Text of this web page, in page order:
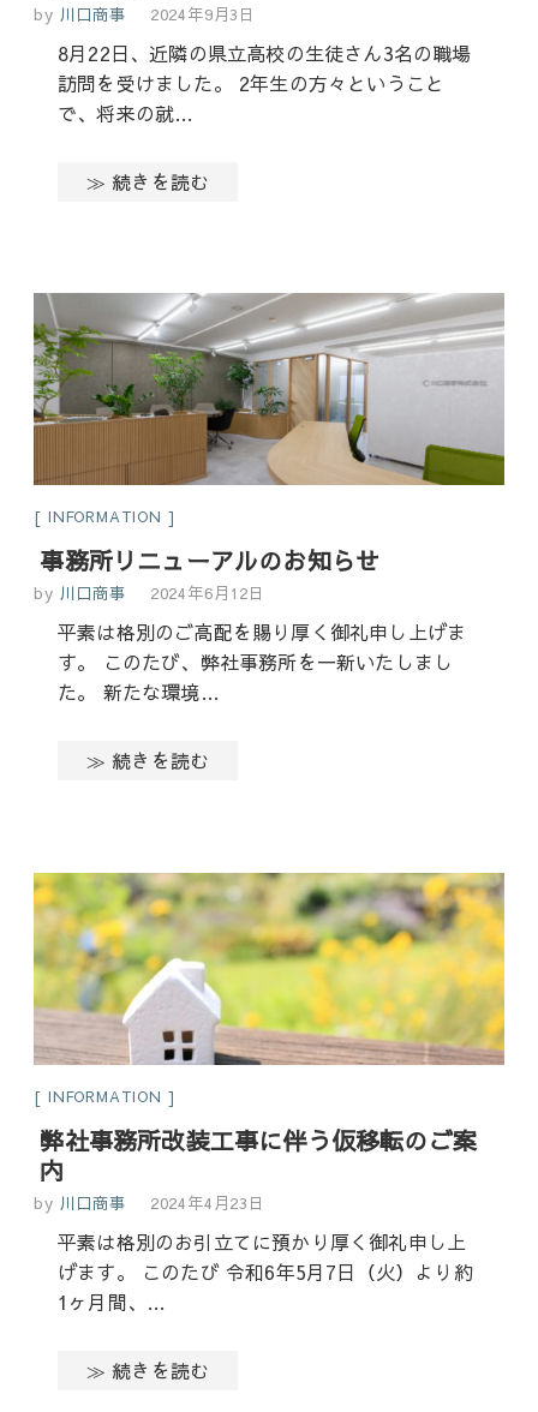
by 川口商事 2024年9月3日
8月22日、近隣の県立高校の生徒さん3名の職場
訪問を受けました。 2年生の方々ということ
で、将来の就…
≫ 続きを読む
INFORMATION
事務所リニューアルのお知らせ
by 川口商事 2024年6月12日
平素は格別のご高配を賜り厚く御礼申し上げま
す。 このたび、弊社事務所を一新いたしまし
た。 新たな環境…
≫ 続きを読む
INFORMATION
弊社事務所改装工事に伴う仮移転のご案
内
by 川口商事 2024年4月23日
平素は格別のお引立てに預かり厚く御礼申し上
げます。 このたび 令和6年5月7日（火）より約
1ヶ月間、…
≫ 続きを読む